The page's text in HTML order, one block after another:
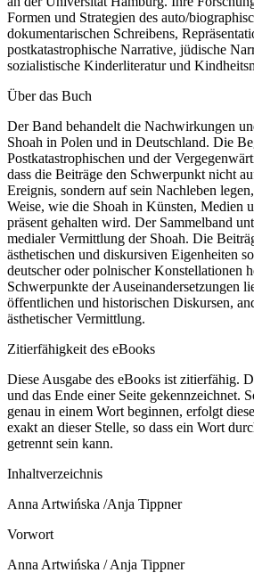
Formen und Strategien des auto/
dokumentarischen Schreibens,
postkatastrophische Narrative, jüdische
sozialistische Kinderliteratur und
Über das Buch
Der Band behandelt die Nachwirkungen
Shoah in Polen und in Deutschland. Die
Postkatastrophischen und der
dass die Beiträge den Schwerpunkt nicht
Ereignis, sondern auf sein Nachleben
Weise, wie die Shoah in Künsten, Medien
präsent gehalten wird. Der Sammelband
medialer Vermittlung der Shoah. Die
ästhetischen und diskursiven Eigenheiten
deutscher oder polnischer Konstellationen
Schwerpunkte der Auseinandersetzungen
öffentlichen und historischen Diskursen,
ästhetischer Vermittlung.
Zitierfähigkeit des eBooks
Diese Ausgabe des eBooks ist zitierfähig.
und das Ende einer Seite gekennzeichnet.
genau in einem Wort beginnen, erfolgt
exakt an dieser Stelle, so dass ein Wort
getrennt sein kann.
Inhaltverzeichnis
Anna Artwińska /Anja Tippner
Vorwort
Anna Artwińska / Anja Tippner